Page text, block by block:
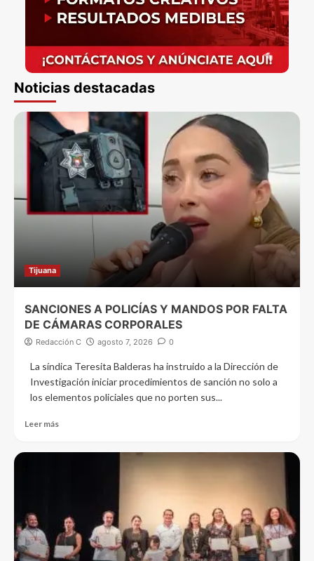
Noticias destacadas
Tijuana
SANCIONES A POLICÍAS Y MANDOS POR FALTA
DE CÁMARAS CORPORALES
Redacción C agosto 7, 2026 0
La síndica Teresita Balderas ha instruido a la Dirección de
Investigación iniciar procedimientos de sanción no solo a
los elementos policiales que no porten sus...
Leer más